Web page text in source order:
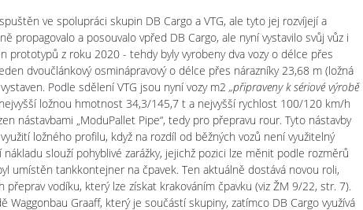
ve spolupráci skupin DB Cargo a VTG, ale tyto jej rozvíjejí a
propagovalo a posouvalo vpřed DB Cargo, ale nyní vystavilo svůj vůz i
prototypů z roku 2020 - tehdy byly vyrobeny dva vozy o délce přes
dvoučlánkový osminápravový o délce přes nárazníky 23,68 m (ložná
Podle sdělení VTG jsou nyní vozy m2 „připraveny k sériové výrobě
ložnou hmotnost 34,3/145,7 t a nejvyšší rychlost 100/120 km/h
nástavbami „ModuPallet Pipe“, tedy pro přepravu rour. Tyto nástavby
ložného profilu, když na rozdíl od běžných vozů není využitelný
slouží pohyblivé zarážky, jejichž pozici lze měnit podle rozměrů
umístěn tankkontejner na čpavek. Ten aktuálně dostává novou roli,
vodíku, který lze získat krakováním čpavku (viz ŽM 9/22, str. 7).
Waggonbau Graaff, který je součástí skupiny, zatímco DB Cargo využívá